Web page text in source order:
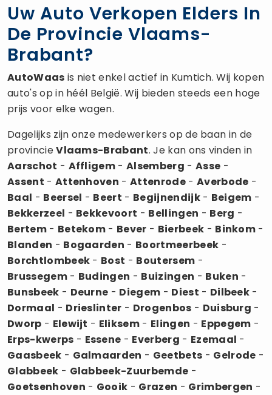
Uw Auto Verkopen Elders In
De Provincie Vlaams-
Brabant?
AutoWaas is niet enkel actief in Kumtich. Wij kopen
auto's op in héél België. Wij bieden steeds een hoge
prijs voor elke wagen.
Dagelijks zijn onze medewerkers op de baan in de
provincieVlaams-Brabant. Je kan ons vinden in
Aarschot - Affligem -Alsemberg - Asse -
Assent - Attenhoven -Attenrode- Averbode -
Baal - Beersel - Beert - Begijnendijk- Beigem -
Bekkerzeel - Bekkevoort - Bellingen - Berg -
Bertem- Betekom - Bever - Bierbeek - Binkom -
Blanden - Bogaarden - Boortmeerbeek -
Borchtlombeek - Bost - Boutersem -
Brussegem- Budingen - Buizingen - Buken -
Bunsbeek - Deurne - Diegem - Diest - Dilbeek -
Dormaal - Drieslinter - Drogenbos - Duisburg -
Dworp - Elewijt - Eliksem - Elingen - Eppegem -
Erps-kwerps - Essene - Everberg - Ezemaal -
Gaasbeek - Galmaarden - Geetbets - Gelrode -
Glabbeek - Glabbeek-Zuurbemde -
Goetsenhoven - Gooik - Grazen - Grimbergen -